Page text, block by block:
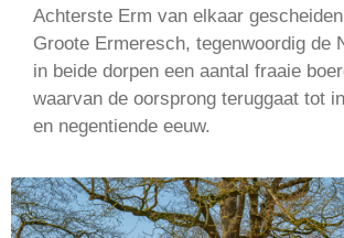
Achterste Erm van elkaar
Groote Ermeresch, tegenwoordig de
in beide dorpen een aantal fraaie
waarvan de oorsprong teruggaat tot
en negentiende eeuw.